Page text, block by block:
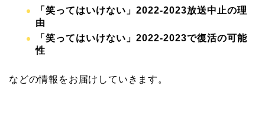
「笑ってはいけない」2022-2023放送中止の理
由
「笑ってはいけない」2022-2023で復活の可能
性
などの情報をお届けしていきます。